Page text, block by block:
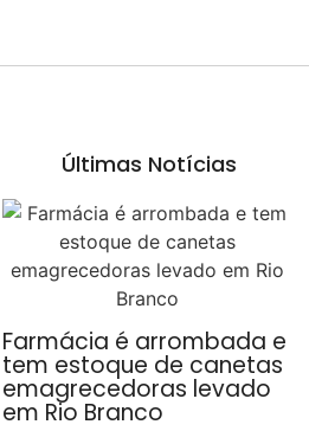
Últimas Notícias
Farmácia é arrombada e
tem estoque de canetas
emagrecedoras levado
em Rio Branco